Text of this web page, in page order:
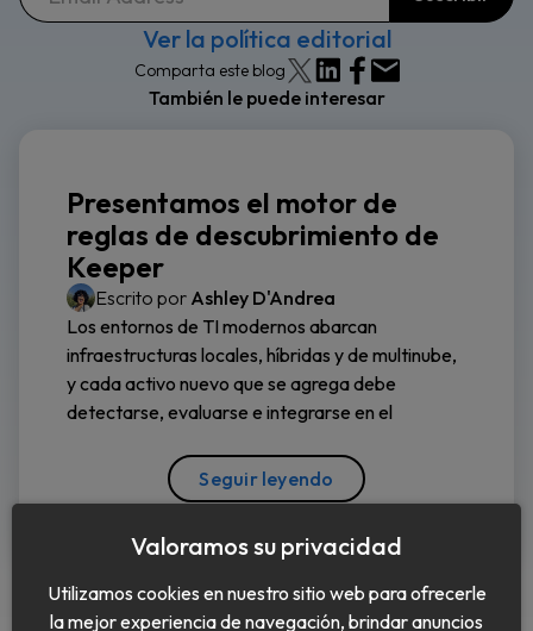
Ver la política editorial
Comparta este blog
También le puede interesar
Presentamos el motor de
reglas de descubrimiento de
Keeper
Escrito por Ashley D'Andrea
Los entornos de TI modernos abarcan
infraestructuras locales, híbridas y de multinube,
y cada activo nuevo que se agrega debe
detectarse, evaluarse e integrarse en el
Seguir leyendo
Valoramos su privacidad
Utilizamos cookies en nuestro sitio web para ofrecerle
la mejor experiencia de navegación, brindar anuncios